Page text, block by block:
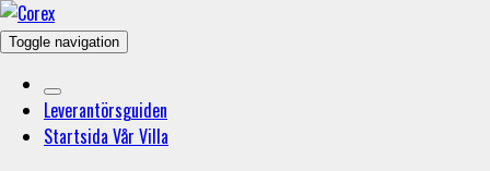
Toggle navigation
Leverantörsguiden
Startsida Vår Villa